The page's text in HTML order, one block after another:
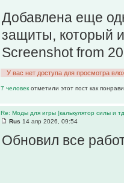
Добавлена еще
защиты, который
Screenshot from
У вас нет доступа для просмотра
7 человек отметили этот пост как
Re: Моды для игры [калькулятор силы и
Rus 14 апр 2026, 09:54
Обновил все